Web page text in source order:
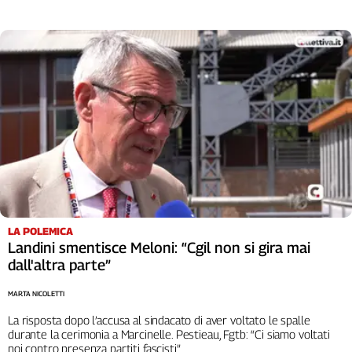
It
Inserti
Idea
Diffusa
InFlai
Le
trasmissioni
tv
Work
in
Progress
LA POLEMICA
Landini smentisce Meloni: “Cgil non si gira mai
dall'altra parte”
La risposta dopo l’accusa al sindacato di aver voltato le spalle
durante la cerimonia a Marcinelle. Pestieau, Fgtb: “Ci siamo voltati
noi contro presenza partiti fascisti”
MARTA NICOLETTI